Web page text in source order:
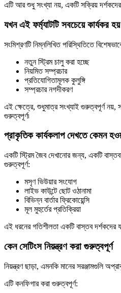
এটি আর শুধু সংখ্যা নয়, একটি সক্রিয় দর্শকদের
যখন এই ফর্ম্যাটটি সবচেয়ে কার্যকর হয়
সংমিশ্রণটি নিম্নলিখিত পরিস্থিতিতে
নতুন স্ট্রিম চালু করা হচ্ছে
নিয়মিত সম্প্রচার
প্রতিযোগিতামূলক কুলুঙ্গি
সম্প্রচার নগদীকরণ
এই ক্ষেত্রে, শুধুমাত্র সংখ্যাই গুরুত্বপূর্ণ নয়,
গুরুত্বপূর্ণ৷
প্রাকৃতিক কার্যকলাপ দেখতে কেমন
একটি স্ট্রিম জৈব দেখানোর জন্য, একটি
গুরুত্বপূর্ণ:
মসৃণ ভিউয়ার সংযোগ
লাইভ কাউন্টে ছোট ওঠানামা
বিভিন্ন বার্তার ফ্রিকোয়েন্সি
মূল মুহুর্তের প্রতিক্রিয়া
এই ধরনের গতিশীলতা একটি বাস্তব দর্শকদের
কেন সেটিংস নিয়ন্ত্রণ করা গুরুত্বপূর্ণ
নিয়ন্ত্রণ ছাড়া, এমনকি মানের সরঞ্জামগুলি
এটি কনফিগার করা গুরুত্বপূর্ণ: